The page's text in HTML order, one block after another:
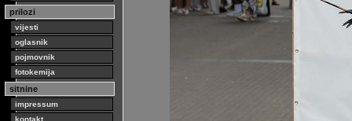
prilozi
vijesti
oglasnik
pojmovnik
fotokemija
sitnine
impressum
kontakt